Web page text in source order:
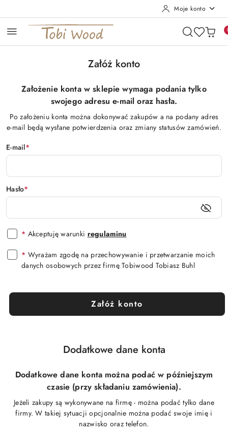
Moje konto
Załóż konto
Założenie konta w sklepie wymaga podania tylko
swojego adresu e-mail oraz hasła.
Po założeniu konta można dokonywać zakupów a na podany adres
e-mail będą wysłane potwierdzenia oraz zmiany statusów zamówień.
E-mail*
Hasło*
* Akceptuję warunki regulaminu
* Wyrażam zgodę na przechowywanie i przetwarzanie moich
danych osobowych przez firmę Tobiwood Tobiasz Buhl
Załóż konto
Dodatkowe dane konta
Dodatkowe dane konta można podać w późniejszym
czasie (przy składaniu zamówienia).
Jeżeli zakupy są wykonywane na firmę - można podać tylko dane
firmy. W takiej sytuacji opcjonalnie można podać swoje imię i
nazwisko oraz telefon.